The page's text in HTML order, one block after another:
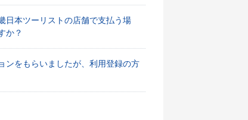
日本ツーリストの店舗で支払う場
か？
ンをもらいましたが、利用登録の方